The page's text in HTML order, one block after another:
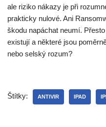
ale riziko nákazy je při
prakticky nulové. Ani
škodu napáchat neumí.
existují a některé jsou
nebo selský rozum?
Štítky: ANTIVIR IPAD